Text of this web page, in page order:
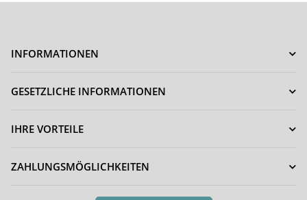
INFORMATIONEN
GESETZLICHE INFORMATIONEN
IHRE VORTEILE
ZAHLUNGSMÖGLICHKEITEN